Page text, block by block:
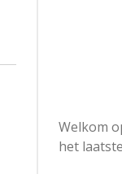
Welkom
het